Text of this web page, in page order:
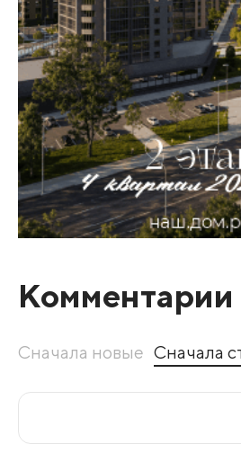
Комментарии
Сначала новые Сначала